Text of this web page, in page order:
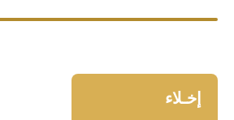
إخـلاء